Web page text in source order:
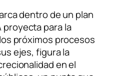
dentro de un plan
proyecta para la
próximos procesos
ejes, figura la
en el